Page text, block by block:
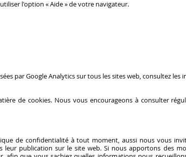
l'option «Aide»de votre navigateur.
par Google Analytics sur tous les sites web, consultez les
de cookies. Nous vous encourageons à consulter
de confidentialité à tout moment, aussi nous vous
publication sur le site web. Si nous apportons des